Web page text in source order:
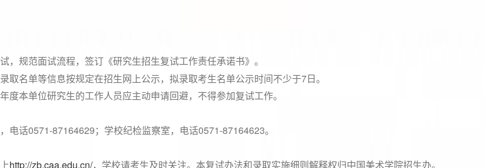
，规范面试流程，签订《研究生招生复试工作责任承诺书》。
取名单等信息按规定在招生网上公示，拟录取考生名单公示时间不少于7 日。
度本单位研究生的工作人员应主动申请回避，不得参加复试工作。
电话0571-87164629 ；学校纪检监察室，电话0571-87164623。
http://zb.caa.edu.cn/，学校请考生及时关注。本复试办法和录取实施细则解释权归中国美术学院招生办。